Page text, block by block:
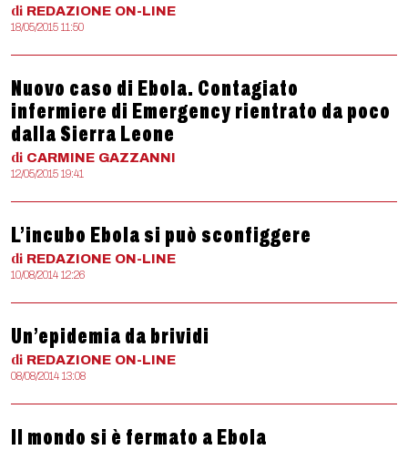
di REDAZIONE ON-LINE
18/05/2015 11:50
Nuovo caso di Ebola. Contagiato
infermiere di Emergency rientrato da poco
dalla Sierra Leone
di CARMINE GAZZANNI
12/05/2015 19:41
L’incubo Ebola si può sconfiggere
di REDAZIONE ON-LINE
10/08/2014 12:26
Un’epidemia da brividi
di REDAZIONE ON-LINE
08/08/2014 13:08
Il mondo si è fermato a Ebola